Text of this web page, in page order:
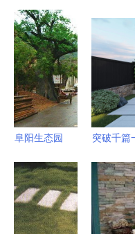
林艺术与施
工图纸的完
美融合
到设计蓝图
阜阳生态园
格解析 假
山艺术与成
本考量
突破千篇
观园林施
中的假山
术